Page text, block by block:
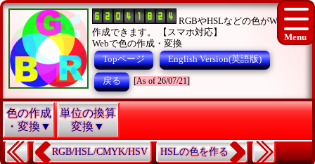
RGBやHSLなどの色がWEBで
作成できます。 【スマホ対応】
Webで色の作成・変換
Topページ
English Version(英語版)
戻る [As of 26/07/21]
色の作成
・変換▼
単位の換算
変換▼
RGB/HSL/CMYK/HSV HSLの色を作る